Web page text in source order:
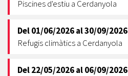
Piscines d'estiu a Cerdanyola
Del01/06/2026al30/09/2026
Refugis climàtics a Cerdanyola
Del22/05/2026al06/09/2026